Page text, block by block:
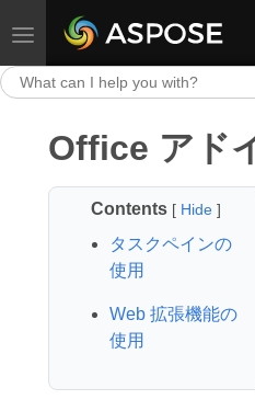
Toggle navigation
Office アド
Contents [ Hide]
タスクペインの
使用
Web 拡張機能の
使用